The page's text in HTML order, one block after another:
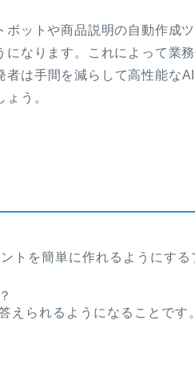
ットや商品説明の自動作成
なります。これによって業
者は手間を減らして高性能な
う。
トを簡単に作れるようにする
えられるようになることです。